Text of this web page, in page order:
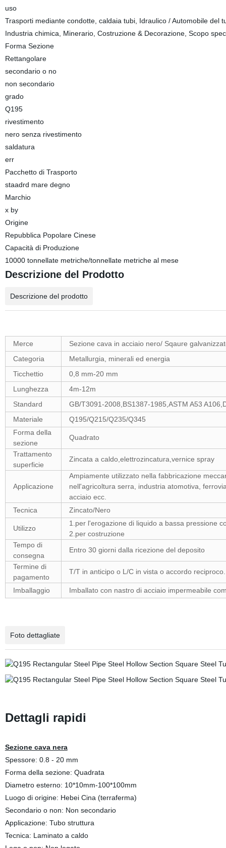
uso
Trasporti mediante condotte, caldaia tubi, Idraulico / Automobile del
Industria chimica, Minerario, Costruzione & Decorazione, Scopo
Forma Sezione
Rettangolare
secondario o no
non secondario
grado
Q195
rivestimento
nero senza rivestimento
saldatura
err
Pacchetto di Trasporto
staadrd mare degno
Marchio
x by
Origine
Repubblica Popolare Cinese
Capacità di Produzione
10000 tonnellate metriche/tonnellate metriche al mese
Descrizione del Prodotto
Descrizione del prodotto
Merce
Sezione cava in acciaio nero/ Sqaure
Categoria
Metallurgia, minerali ed energia
Ticchettio
0,8 mm-20 mm
Lunghezza
4m-12m
Standard
GB/T3091-2008,BS1387-1985,ASTM A53
Materiale
Q195/Q215/Q235/Q345
Forma della
sezione
Quadrato
Trattamento
superficie
Zincata a caldo,elettrozincatura,vernice spray
Applicazione
Ampiamente utilizzato nella fabbricazione
nell'agricoltura serra, industria atomotiva,
acciaio ecc.
Tecnica
Zincato/Nero
Utilizzo
1.per l'erogazione di liquido a bassa pressione
2.per costruzione
Tempo di
consegna
Entro 30 giorni dalla ricezione del deposito
Termine di
pagamento
T/T in anticipo o L/C in vista o accordo reciproco.
Imballaggio Imballato con nastro di acciaio impermeabile
Foto dettagliate
Dettagli rapidi
Sezione cava nera
Spessore: 0.8 - 20 mm
Forma della sezione: Quadrata
Diametro esterno: 10*10mm-100*100mm
Luogo di origine: Hebei Cina (terraferma)
Secondario o non: Non secondario
Applicazione: Tubo struttura
Tecnica: Laminato a caldo